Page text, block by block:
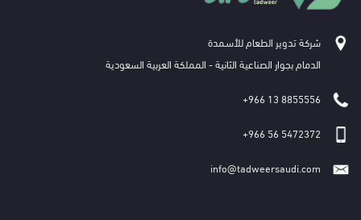
شركة تدوير الطعام للأسـمدة
الدمام بجوار الصناعية الثانية - المملكة العربية السعودية
+966 13 8855556
+966 56 5472372
info@tadweersaudi.com